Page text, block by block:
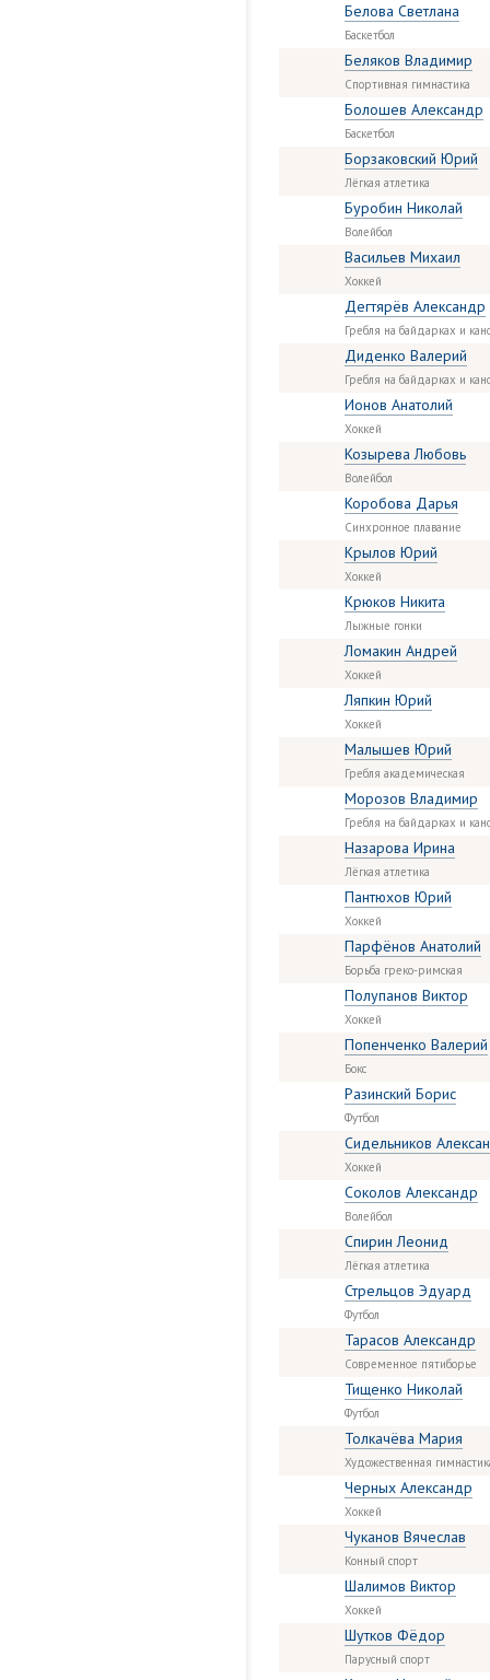
Белова Светлана
Баскетбол
Беляков Владимир
Спортивная гимнастика
Болошев Александр
Баскетбол
Борзаковский Юрий
Лёгкая атлетика
Буробин Николай
Волейбол
Васильев Михаил
Хоккей
Дегтярёв Александр
Гребля на байдарках и
Диденко Валерий
Гребля на байдарках и
Ионов Анатолий
Хоккей
Козырева Любовь
Волейбол
Коробова Дарья
Синхронное плавание
Крылов Юрий
Хоккей
Крюков Никита
Лыжные гонки
Ломакин Андрей
Хоккей
Ляпкин Юрий
Хоккей
Малышев Юрий
Гребля академическая
Морозов Владимир
Гребля на байдарках и
Назарова Ирина
Лёгкая атлетика
Пантюхов Юрий
Хоккей
Парфёнов Анатолий
Борьба греко-римская
Полупанов Виктор
Хоккей
Попенченко Валерий
Бокс
Разинский Борис
Футбол
Сидельников
Хоккей
Соколов Александр
Волейбол
Спирин Леонид
Лёгкая атлетика
Стрельцов Эдуард
Футбол
Тарасов Александр
Современное пятиборье
Тищенко Николай
Футбол
Толкачёва Мария
Художественная
Черных Александр
Хоккей
Чуканов Вячеслав
Конный спорт
Шалимов Виктор
Хоккей
Шутков Фёдор
Парусный спорт